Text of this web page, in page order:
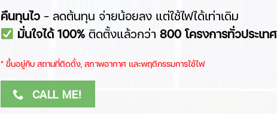
คืนทุนไว – ลดต้นทุน จ่ายน้อยลง แต่ใช้ไฟได้เท่าเดิม
มั่นใจได้ 100%ติดตั้งแล้วกว่า 800 โครงการทั่วประเทศ
​* ขึ้นอยู่กับ สถานที่ติดตั้ง, สภาพอากาศ ​และพฤติกรรมการใช้ไฟ
CALL ME!